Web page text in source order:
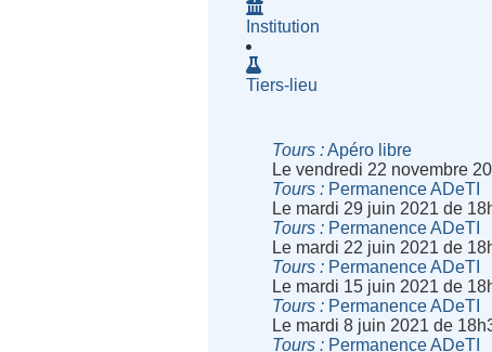
Institution
Tiers-lieu
Tours
Apéro libre
Le vendredi 22 novembre
Tours
Permanence ADeTI
Le mardi 29 juin 2021 de
Tours
Permanence ADeTI
Le mardi 22 juin 2021 de
Tours
Permanence ADeTI
Le mardi 15 juin 2021 de
Tours
Permanence ADeTI
Le mardi 8 juin 2021 de
Tours
Permanence ADeTI